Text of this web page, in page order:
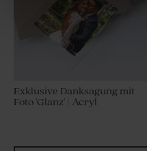
Exklusive Danksagung mit
Foto 'Glanz' | Acryl